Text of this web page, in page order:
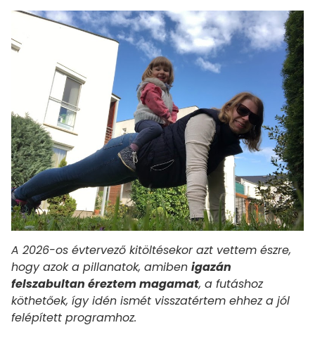
A 2026-os évtervező kitöltésekor azt vettem észre,
hogy azok a pillanatok, amiben igazán
felszabultan éreztem magamat, a futáshoz
köthetőek, így idén ismét visszatértem ehhez a jól
felépített programhoz.